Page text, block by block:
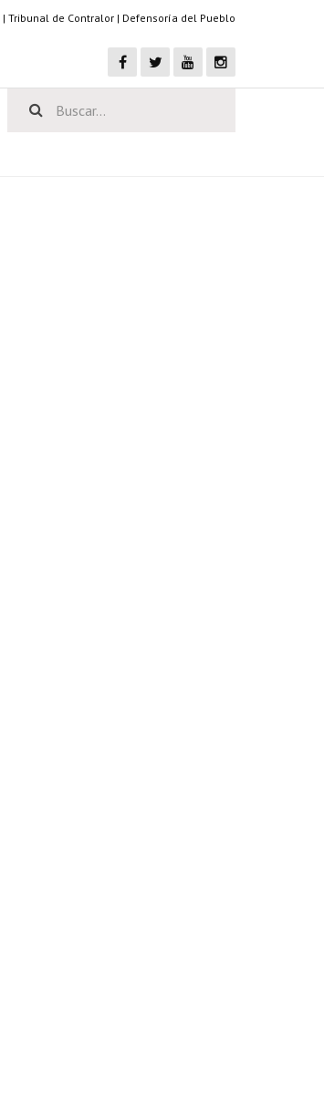
| Tribunal de Contralor | Defensoría del Pueblo